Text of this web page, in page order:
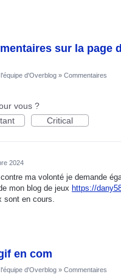
sur la page
d'Overblog » Commentaires
vous ?
Critical
2024
ma volonté je demande
mon blog de jeux https://
sont en cours.
en com
d'Overblog » Commentaires